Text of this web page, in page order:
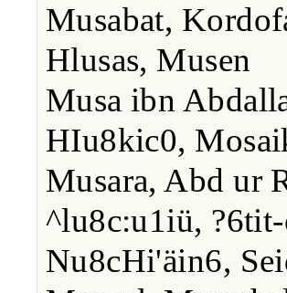
Musabat,
Hlusas, Musen
Musa ibn
HIu8kic0,
Musara, Abd ur
^lu8c:u1iü,
Nu8cHi'äin6,